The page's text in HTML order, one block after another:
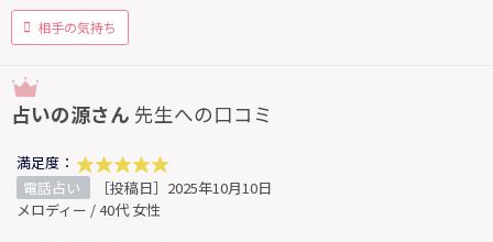
相手の気持ち
占いの源さん 先生への口コミ
満足度：
電話占い
［投稿日］2025年10月10日
メロディー / 40代 女性